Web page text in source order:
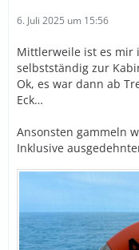
6. Juli 2025 um 15:56
Mittlerweile ist es mir
selbstständig zur
Ok, es war dann ab
Eck…
Ansonsten gammeln
Inklusive